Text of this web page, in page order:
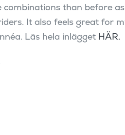
than before
It also feels great for
Läs hela inlägget HÄR.